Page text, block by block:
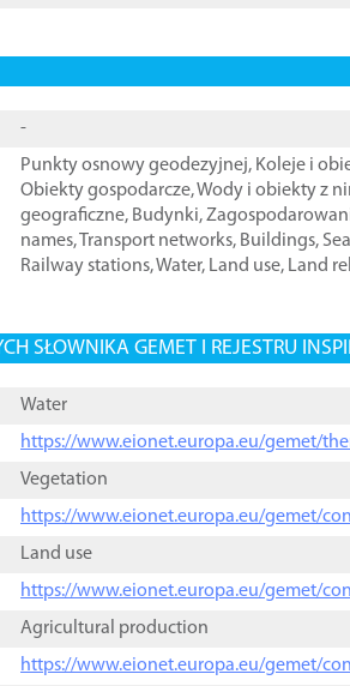
-
Punkty osnowy geodezyjnej, Koleje i
Obiekty gospodarcze,Wody i obiekty z
geograficzne, Budynki,
names,Transport networks, Buildings,
Railway stations,Water, Land use, Land
SŁOWNIKA GEMET I REJESTRU
Water
https://www.eionet.europa.eu/gemet/
Vegetation
https://www.eionet.europa.eu/gemet/
Land use
https://www.eionet.europa.eu/gemet/
Agricultural production
https://www.eionet.europa.eu/gemet/